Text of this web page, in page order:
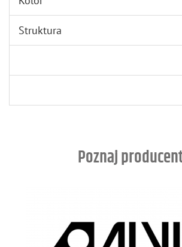
Struktura
Poznaj